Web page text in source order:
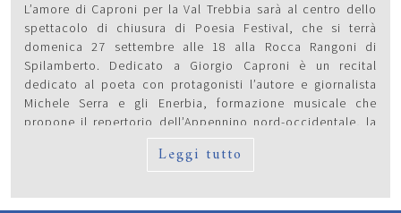
L’amore di Caproni per la Val Trebbia sarà al centro dello
spettacolo di chiusura di Poesia Festival, che si terrà
domenica 27 settembre alle 18 alla Rocca Rangoni di
Spilamberto. Dedicato a Giorgio Caproni è un recital
dedicato al poeta con protagonisti l’autore e giornalista
Michele Serra e gli Enerbia, formazione musicale che
propone il repertorio dell’Appennino nord-occidentale, la
zona cosiddetta delle “Quattro Province”, e con la
partecipazione della giornalista Giovanna Zucconi.
Leggi tutto